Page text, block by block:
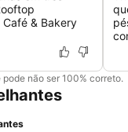
& Bakery
não ser 100% correto.